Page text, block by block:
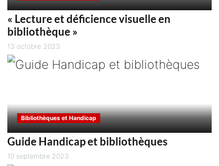
« Lecture et déficience visuelle en
bibliothèque »
13 octobre 2023
Bibliothèques et Handicap
Guide Handicap et bibliothèques
10 septembre 2023